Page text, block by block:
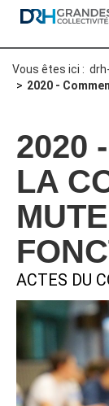
Vous êtes ici :
2020 -
2020
LA
ACTES DU
Panneau de gestion